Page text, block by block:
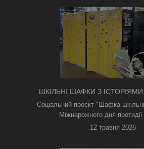
ШКІЛЬНІ ШАФКИ З
З'ЯВИЛИСЯ В
Соціальний проєкт "Шафка
Міжнарожного дня протидії
12 травня 2026